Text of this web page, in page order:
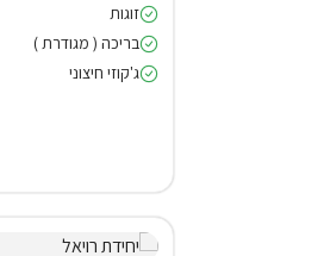
זוגות
בריכה ( מגודרת )
ג'קוזי חיצוני